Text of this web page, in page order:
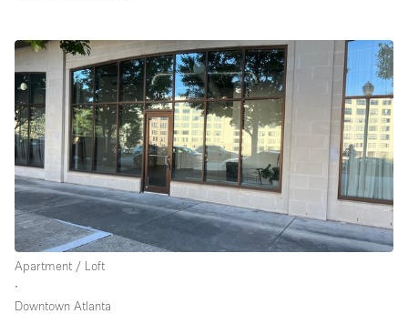
Apartment / Loft
∙
Downtown Atlanta